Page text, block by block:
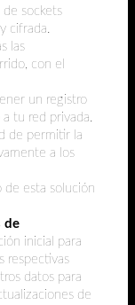
sockets
cifrada.
las
con el
un registro
tu red privada.
de permitir la
a los
de esta solución
de
inicial para
respectivas
datos para
de